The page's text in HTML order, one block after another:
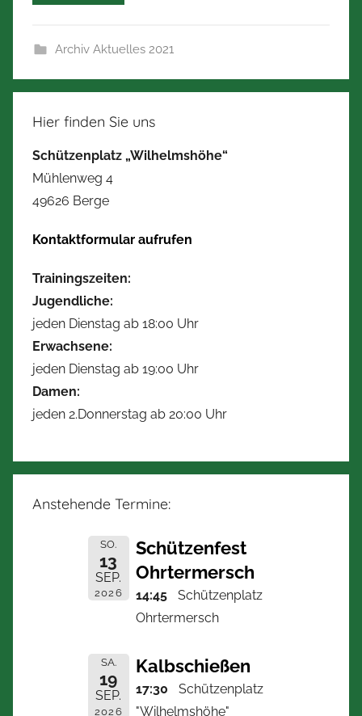
i
Archiv Aktuelles 2021
Hier finden Sie uns
Schützenplatz „Wilhelmshöhe“
Mühlenweg 4
49626 Berge
Kontaktformular aufrufen
Trainingszeiten:
Jugendliche:
jeden Dienstag ab 18:00 Uhr
Erwachsene:
jeden Dienstag ab 19:00 Uhr
Damen:
jeden 2.Donnerstag ab 20:00 Uhr
Anstehende Termine:
SO.
13
SEP.
2026
Schützenfest
Ohrtermersch
14:45
Schützenplatz
Ohrtermersch
SA.
19
SEP.
2026
Kalbschießen
17:30
Schützenplatz
"Wilhelmshöhe"